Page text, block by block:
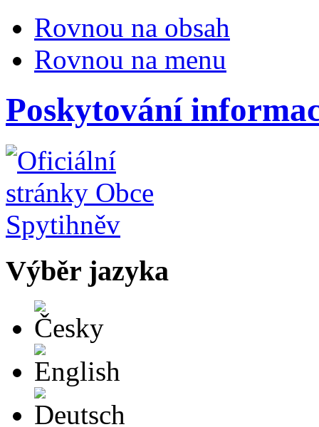
Rovnou na obsah
Rovnou na menu
Poskytování
Výběr jazyka